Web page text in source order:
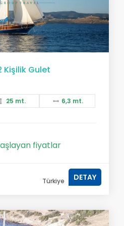
Kişilik Gulet
25 mt. 6,3 mt.
fiyatlar
Türkiye DETAY